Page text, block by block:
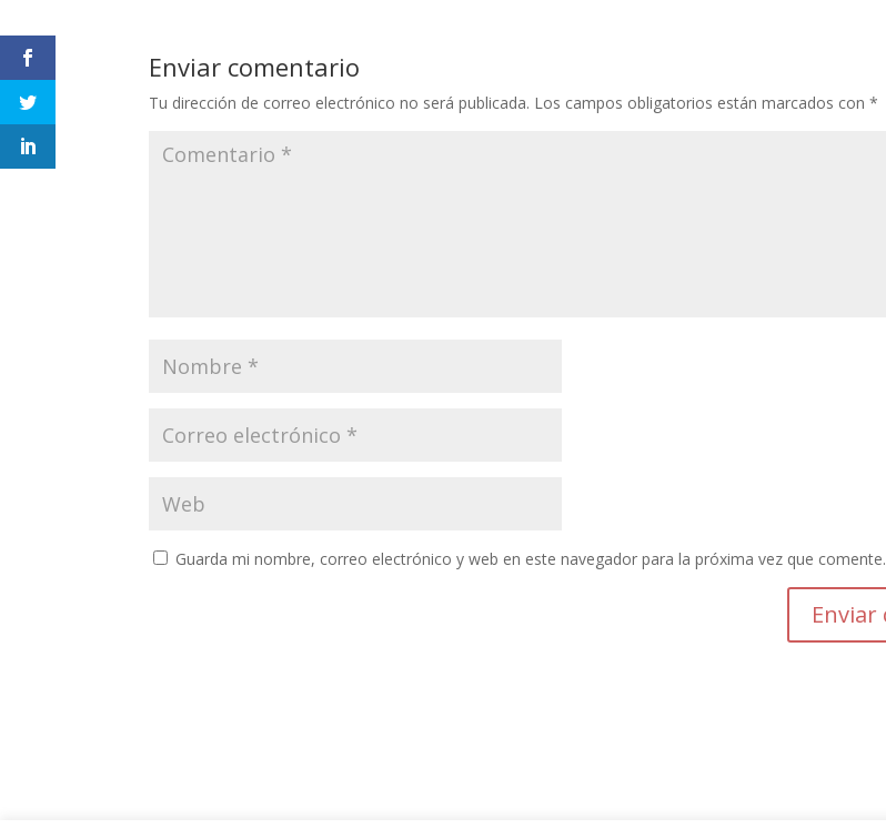
Enviar comentario
Tu dirección de correo electrónico no será publicada. Los campos obligatorios están marcados con*
Guarda mi nombre, correo electrónico y web en este navegador para la próxima vez que comente.